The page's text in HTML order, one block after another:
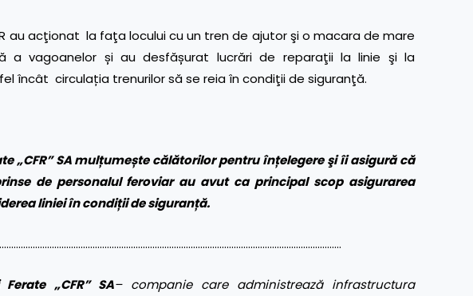
au acţionat la faţa locului cu un tren de ajutor şi o macara de mare
a vagoanelor și au desfășurat lucrări de reparaţii la linie şi la
încât circulația trenurilor să se reia în condiţii de siguranţă.
„CFR” SA mulțumește călătorilor pentru înțelegere şi îi asigură că
de personalul feroviar au avut ca principal scop asigurarea
liniei în condiții de siguranță.
„CFR” SA– companie care administrează infrastructura